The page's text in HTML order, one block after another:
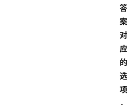
答
案
对
应
的
选
项
，